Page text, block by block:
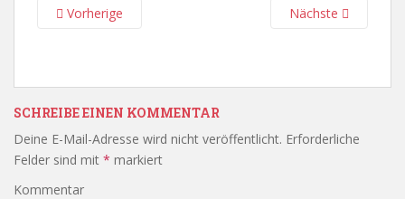
Vorherige Nächste
SCHREIBE EINEN KOMMENTAR
Deine E-Mail-Adresse wird nicht veröffentlicht. Erforderliche
Felder sind mit * markiert
Kommentar